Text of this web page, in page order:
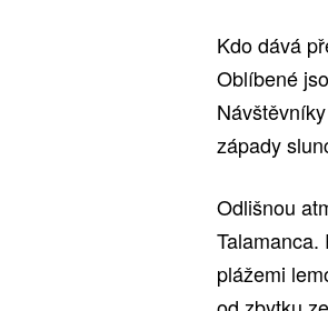
Kdo dává
Oblíbené
západy
Odlišnou
plážemi